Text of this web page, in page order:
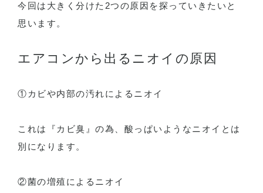
今回は大きく分けた2つの原因を探っていきたいと
思います。
エアコンから出るニオイの原因
①カビや内部の汚れによるニオイ
これは『カビ臭』の為、酸っぱいようなニオイとは
別になります。
②菌の増殖によるニオイ